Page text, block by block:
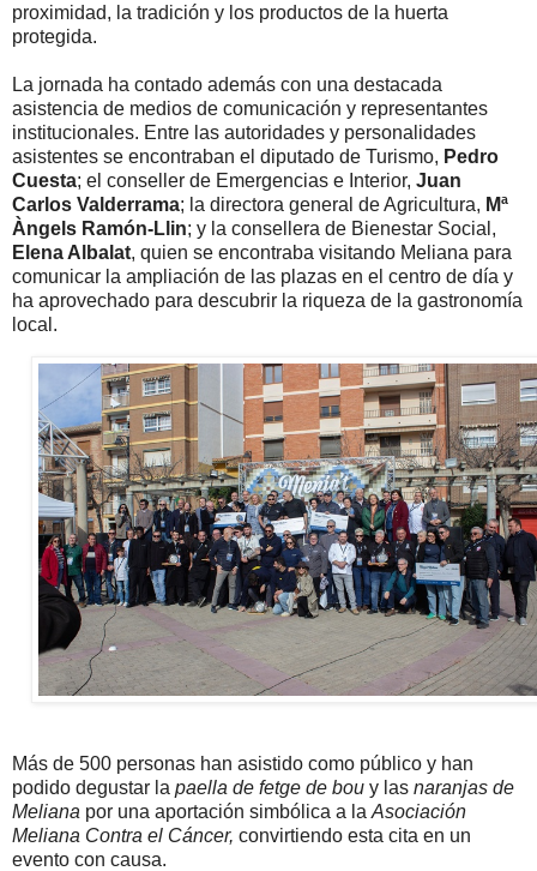
proximidad, la tradición y los productos de la huerta
protegida.
La jornada ha contado además con una destacada
asistencia de medios de comunicación y representantes
institucionales. Entre las autoridades y personalidades
asistentes se encontraban el diputado de Turismo, Pedro
Cuesta; el conseller de Emergencias e Interior, Juan
Carlos Valderrama; la directora general de Agricultura, Mª
Àngels Ramón-Llin; y la consellera de Bienestar Social,
Elena Albalat, quien se encontraba visitando Meliana para
comunicar la ampliación de las plazas en el centro de día y
ha aprovechado para descubrir la riqueza de la gastronomía
local.
Más de 500 personas han asistido como público y han
podido degustar la paella de fetge de bou y las naranjas de
Meliana por una aportación simbólica a la Asociación
Meliana Contra el Cáncer, convirtiendo esta cita en un
evento con causa.